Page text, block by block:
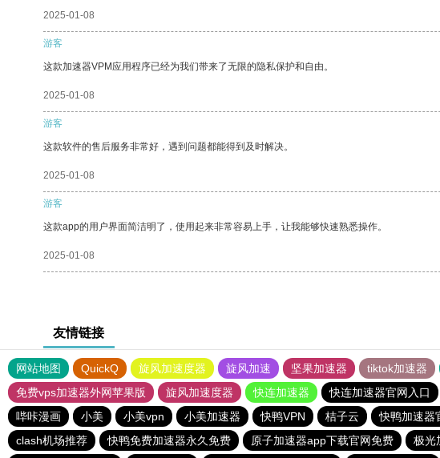
2025-01-08
游客
这款加速器VPM应用程序已经为我们带来了无限的隐私保护和自由。
2025-01-08
游客
这款软件的售后服务非常好，遇到问题都能得到及时解决。
2025-01-08
游客
这款app的用户界面简洁明了，使用起来非常容易上手，让我能够快速熟悉操作。
2025-01-08
友情链接
网站地图 QuickQ 旋风加速度器 旋风加速 坚果加速器 tiktok加速器
免费vps加速器外网苹果版
旋风加速度器 快连加速器 快连加速器官网入口
哔咔漫画
小美 小美vpn 小美加速器 快鸭VPN 桔子云 快鸭加速器
clash机场推荐
快鸭免费加速器永久免费 原子加速器app下载官网免费 极光